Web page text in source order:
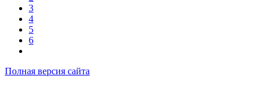
3
4
5
6
Полная версия сайта